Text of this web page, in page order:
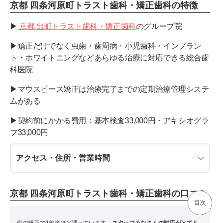
京都 四条河原町トラスト歯科・矯正歯科の特徴
▶︎ 京都 出町トラスト歯科・矯正歯科のグループ院
▶︎矯正だけでなく虫歯・歯周病・小児歯科・インプラン
ト・ホワイトニングなどあらゆる治療に対応できる総合歯
科医院
▶︎マウスピース矯正は治療完了までの定期治療管理システ
ムがある
▶︎契約前にかかる費用：基本検査33,000円・アキシオグラ
フ33,000円
アクセス・住所・営業時間
京都 四条河原町トラスト歯科・矯正歯科の口コミ
目次